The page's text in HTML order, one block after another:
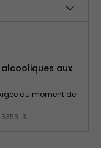
aux
au moment de
3